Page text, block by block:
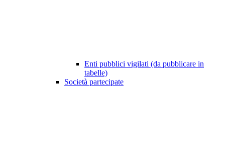
Enti pubblici vigilati (da pubblicare in
tabelle)
Società partecipate